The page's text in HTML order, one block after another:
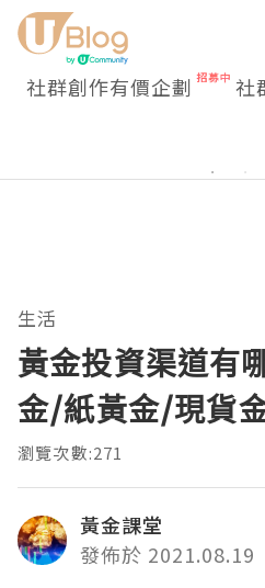
社群創作有價企劃 社
生活
黃金投資渠道有
金/紙黃金/現貨
瀏覽次數:271
黃金課堂
發佈於 2021.08.19